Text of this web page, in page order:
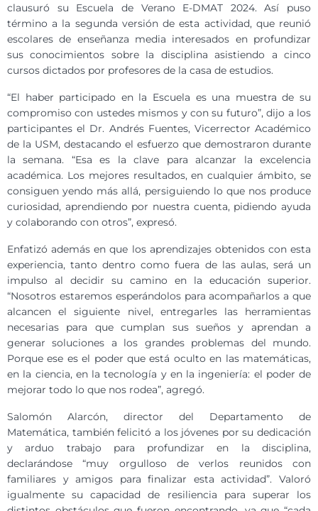
clausuró su Escuela de Verano E-DMAT 2024. Así puso
término a la segunda versión de esta actividad, que reunió
escolares de enseñanza media interesados en profundizar
sus conocimientos sobre la disciplina asistiendo a cinco
cursos dictados por profesores de la casa de estudios.
“El haber participado en la Escuela es una muestra de su
compromiso con ustedes mismos y con su futuro”, dijo a los
participantes el Dr. Andrés Fuentes, Vicerrector Académico
de la USM, destacando el esfuerzo que demostraron durante
la semana. “Esa es la clave para alcanzar la excelencia
académica. Los mejores resultados, en cualquier ámbito, se
consiguen yendo más allá, persiguiendo lo que nos produce
curiosidad, aprendiendo por nuestra cuenta, pidiendo ayuda
y colaborando con otros”, expresó.
Enfatizó además en que los aprendizajes obtenidos con esta
experiencia, tanto dentro como fuera de las aulas, será un
impulso al decidir su camino en la educación superior.
“Nosotros estaremos esperándolos para acompañarlos a que
alcancen el siguiente nivel, entregarles las herramientas
necesarias para que cumplan sus sueños y aprendan a
generar soluciones a los grandes problemas del mundo.
Porque ese es el poder que está oculto en las matemáticas,
en la ciencia, en la tecnología y en la ingeniería: el poder de
mejorar todo lo que nos rodea”, agregó.
Salomón Alarcón, director del Departamento de
Matemática, también felicitó a los jóvenes por su dedicación
y arduo trabajo para profundizar en la disciplina,
declarándose “muy orgulloso de verlos reunidos con
familiares y amigos para finalizar esta actividad”. Valoró
igualmente su capacidad de resiliencia para superar los